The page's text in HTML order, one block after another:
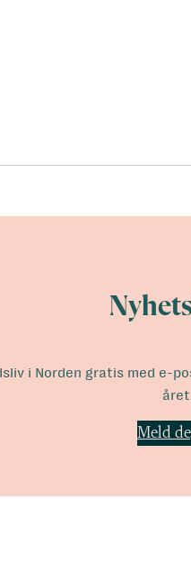
i Norden gratis med e-
Meld